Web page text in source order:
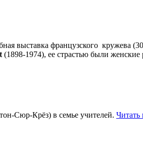
выставка французского кружева
(1898-1974), ее страстью были женские
Сюр-Крёз) в семье учителей.